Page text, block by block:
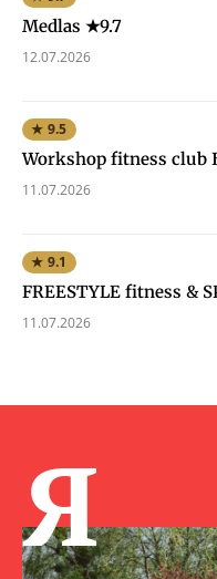
Medlas ★9.7
12.07.2026
★ 9.5
Workshop fitness club
11.07.2026
★ 9.1
FREESTYLE fitness &
11.07.2026
Я